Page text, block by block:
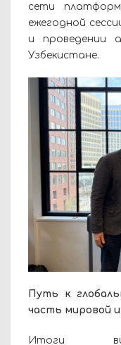
сети
ежегодной
и проведении
Узбекистане.
Путь к
часть мировой
Итоги